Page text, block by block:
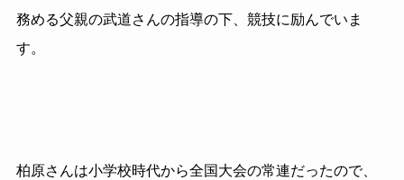
務める父親の武道さんの指導の下、競技に励んでいま
す。
柏原さんは小学校時代から全国大会の常連だったので、